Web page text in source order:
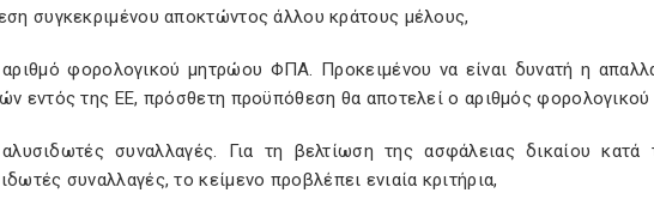
συγκεκριμένου αποκτώντος άλλου κράτους μέλους,
αριθμό φορολογικού μητρώου ΦΠΑ. Προκειμένου να είναι δυνατή η
εντός της ΕΕ, πρόσθετη προϋπόθεση θα αποτελεί ο αριθμός
αλυσιδωτές συναλλαγές. Για τη βελτίωση της ασφάλειας δικαίου
συναλλαγές, το κείμενο προβλέπει ενιαία κριτήρια,